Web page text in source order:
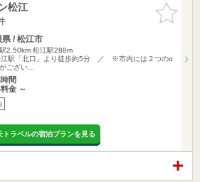
お気に入
りに追加
松江
県 / 松江市
2.50km 松江駅288m
江駅「北口」より徒歩約5分 ／ ※市内には２つのα
ござい…
間
金 ～
トラベルの宿泊プランを見る